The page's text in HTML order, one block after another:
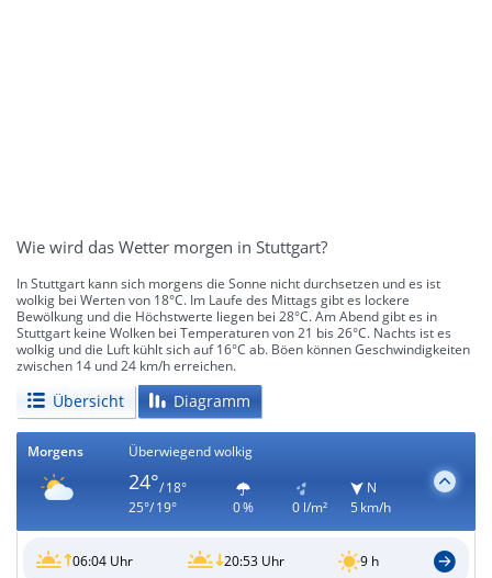
Wie wird das Wetter morgen in Stuttgart?
In Stuttgart kann sich morgens die Sonne nicht durchsetzen und es ist
wolkig bei Werten von 18°C. Im Laufe des Mittags gibt es lockere
Bewölkung und die Höchstwerte liegen bei 28°C. Am Abend gibt es in
Stuttgart keine Wolken bei Temperaturen von 21 bis 26°C. Nachts ist es
wolkig und die Luft kühlt sich auf 16°C ab. Böen können Geschwindigkeiten
zwischen 14 und 24 km/h erreichen.
Übersicht Diagramm
Morgens Überwiegend wolkig
24°/ 18°
25°/ 19°
0 % 0 l/m²
N
5 km/h
06:04 Uhr 20:53 Uhr 9 h